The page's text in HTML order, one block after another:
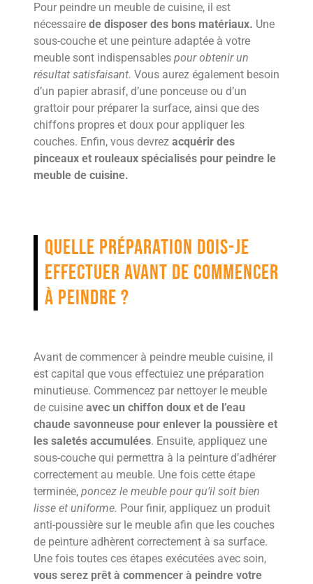
Pour peindre un meuble de cuisine, il est
nécessaire de disposer des bons matériaux. Une
sous-couche et une peinture adaptée à votre
meuble sont indispensables pour obtenir un
résultat satisfaisant. Vous aurez également besoin
d’un papier abrasif, d’une ponceuse ou d’un
grattoir pour préparer la surface, ainsi que des
chiffons propres et doux pour appliquer les
couches. Enfin, vous devrez acquérir des
pinceaux et rouleaux spécialisés pour peindre le
meuble de cuisine.
Quelle préparation dois-je
effectuer avant de commencer
à peindre ?
Avant de commencer à peindre meuble cuisine, il
est capital que vous effectuiez une préparation
minutieuse. Commencez par nettoyer le meuble
de cuisine avec un chiffon doux et de l’eau
chaude savonneuse pour enlever la poussière et
les saletés accumulées. Ensuite, appliquez une
sous-couche qui permettra à la peinture d’adhérer
correctement au meuble. Une fois cette étape
terminée, poncez le meuble pour qu’il soit bien
lisse et uniforme. Pour finir, appliquez un produit
anti-poussière sur le meuble afin que les couches
de peinture adhèrent correctement à sa surface.
Une fois toutes ces étapes exécutées avec soin,
vous serez prêt à commencer à peindre votre